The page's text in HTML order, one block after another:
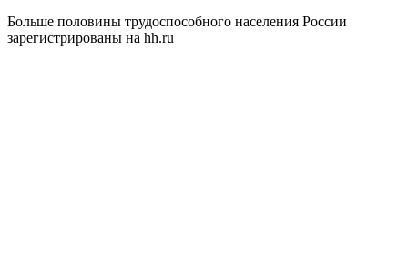
Больше половины трудоспособного населения России
зарегистрированы на hh.ru